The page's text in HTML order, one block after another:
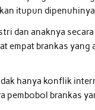
itupun
dan anaknya
empat brankas
hanya konflik
brankas